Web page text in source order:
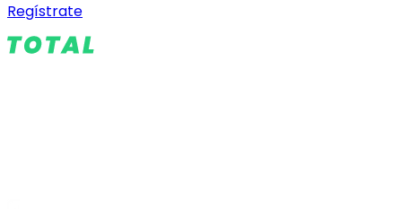
Regístrate